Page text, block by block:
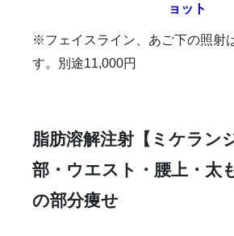
ョット
※フェイスライン、あご下の照射
す。別途11,000円
脂肪溶解注射【ミケラン
部・ウエスト・腰上・太
の部分痩せ